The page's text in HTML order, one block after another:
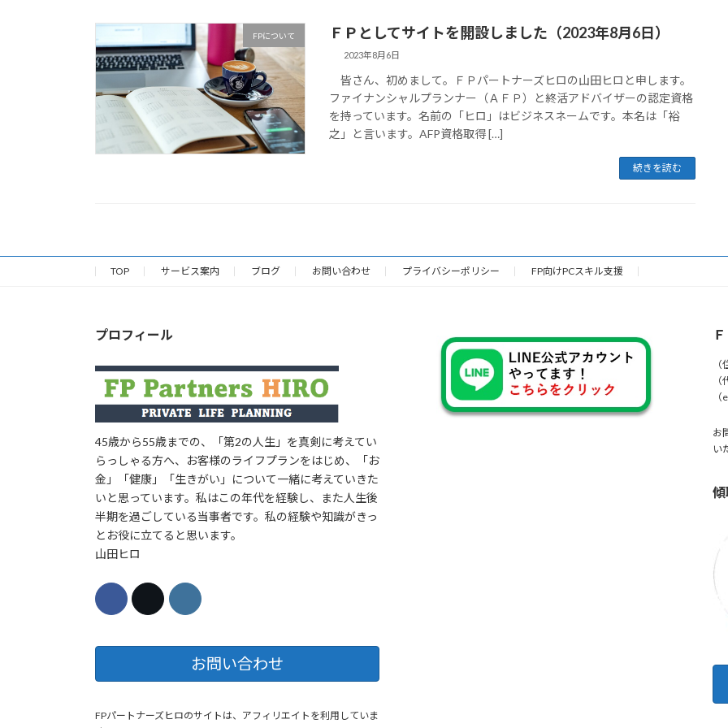
FPについて ＦＰとしてサイトを開設しました（2023年8月6日）
2023年8月6日
皆さん、初めまして。ＦＰパートナーズヒロの山田ヒロと申します。
ファイナンシャルプランナー（ＡＦＰ）と終活アドバイザーの認定資格
を持っています。名前の「ヒロ」はビジネスネームです。本名は「裕
之」と言います。AFP資格取得 […]
続きを読む
TOP サービス案内 ブログ お問い合わせ プライバシーポリシー FP向けPCスキル支援
プロフィール
45歳から55歳までの、「第2の人生」を真剣に考えてい
らっしゃる方へ、お客様のライフプランをはじめ、「お
金」「健康」「生きがい」について一緒に考えていきた
いと思っています。私はこの年代を経験し、また人生後
半期を過ごしている当事者です。私の経験や知識がきっ
とお役に立てると思います。
山田ヒロ
お問い合わせ
FPパートナーズヒロのサイトは、アフィリエイトを利用していま
お
い